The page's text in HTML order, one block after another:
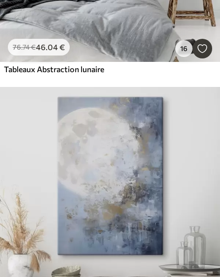
76.74€46.04€ 16
Tableaux Abstraction lunaire